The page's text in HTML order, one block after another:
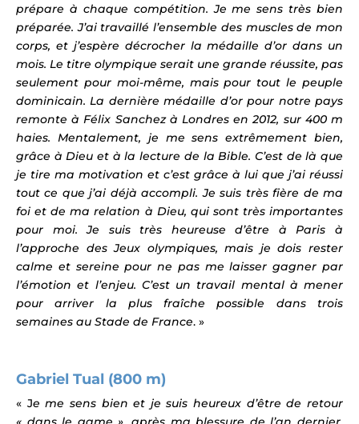
prépare à chaque compétition. Je me sens très bien
préparée. J’ai travaillé l’ensemble des muscles de mon
corps, et j’espère décrocher la médaille d’or dans un
mois. Le titre olympique serait une grande réussite, pas
seulement pour moi-même, mais pour tout le peuple
dominicain. La dernière médaille d’or pour notre pays
remonte à Félix Sanchez à Londres en 2012, sur 400 m
haies. Mentalement, je me sens extrêmement bien,
grâce à Dieu et à la lecture de la Bible. C’est de là que
je tire ma motivation et c’est grâce à lui que j’ai réussi
tout ce que j’ai déjà accompli. Je suis très fière de ma
foi et de ma relation à Dieu, qui sont très importantes
pour moi. Je suis très heureuse d’être à Paris à
l’approche des Jeux olympiques, mais je dois rester
calme et sereine pour ne pas me laisser gagner par
l’émotion et l’enjeu. C’est un travail mental à mener
pour arriver la plus fraîche possible dans trois
semaines au Stade de France. »
Gabriel Tual (800 m)
« Je me sens bien et je suis heureux d’être de retour